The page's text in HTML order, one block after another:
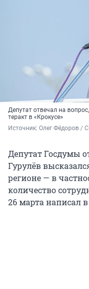
Депутат отвечал на
теракт в «Крокусе»
Источник: Олег Фёдоров /
Депутат Госдумы
Гурулёв
регионе — в
количество
26 марта написал